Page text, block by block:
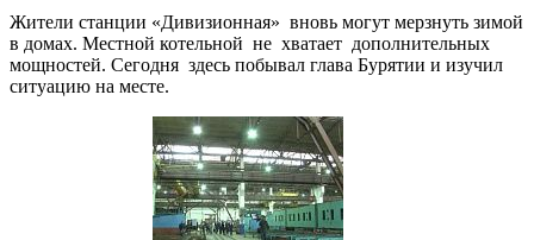
Жители станции «Дивизионная» вновь могут мерзнуть зимой
в домах. Местной котельной не хватает дополнительных
мощностей. Сегодня здесь побывал глава Бурятии и изучил
ситуацию на месте.